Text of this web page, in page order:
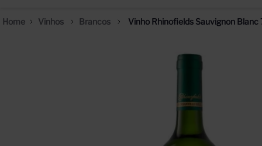
Vinhos Brancos Vinho Rhinofields Sauvignon